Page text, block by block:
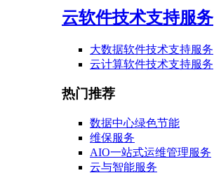
云软件技术支持服务
大数据软件技术支持服务
云计算软件技术支持服务
热门推荐
数据中心绿色节能
维保服务
AIO一站式运维管理服务
云与智能服务